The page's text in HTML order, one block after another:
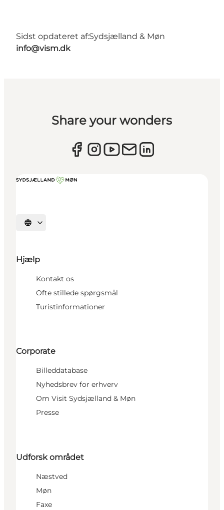
Sidst opdateret af:Sydsjælland & Møn
info@vism.dk
Share your wonders
Vælg sprog
Hjælp
Kontakt os
Ofte stillede spørgsmål
Turistinformationer
Corporate
Billeddatabase
Nyhedsbrev for erhverv
Om Visit Sydsjælland & Møn
Presse
Udforsk området
Næstved
Møn
Faxe